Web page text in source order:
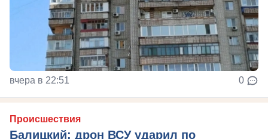
вчера в 22:51 0
Происшествия
Балицкий: дрон ВСУ ударил по